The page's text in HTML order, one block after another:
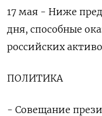
17 мая - Ниже
дня, способные
российских
ПОЛИТИКА
- Совещание